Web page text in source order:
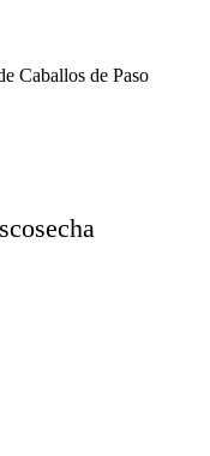
Caballos de Paso